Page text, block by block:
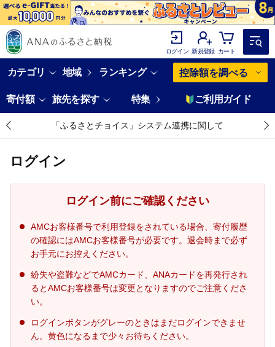
ログイン 新規登録 カート
カテゴリ 地域 ランキング 控除額を調べる
寄付額 旅先を探す 特集 ご利用ガイド
「ふるさとチョイス」システム連携に関して
ログイン
ログイン前にご確認ください
AMCお客様番号で利用登録をされている場合、寄付履歴
の確認にはAMCお客様番号が必要です。退会時まで必ず
お手元にお控えください。
紛失や盗難などでAMCカード、ANAカードを再発行され
るとAMCお客様番号は変更となりますのでご注意くださ
い。
ログインボタンがグレーのときはまだログインできませ
ん。黄色になるまで少々お待ちください。